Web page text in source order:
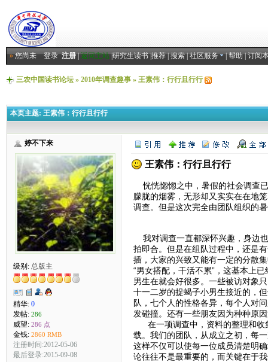
»您尚未登录 注册|返回主站|研究生读书|推荐|搜索|社区服务 |帮助|订阅
三农中国读书论坛» 2010年调查趣事» 王素伟：行行且行行
本页主题: 王素伟：行行且行行
婷不下来
级别: 总版主
精华: 0
发帖: 286
威望: 286 点
金钱: 2860 RMB
注册时间:2012-05-06
最后登录:2015-09-08
王素伟：行行且行行
恍恍惚惚之中，暑假的社会调查
朦胧的烟雾，无形却又实实在在地
调查。但是这次完全由团队组织的
我对调查一直都深怀兴趣，身边
拍即合。但是在组队过程中，还是
插，大家的兴致又能有一定的分散
“男女搭配，干活不累”，这基本上
男生在就会好很多。一些被访对象
十一二岁的捉蝎子小男生接近的，
队，七个人的性格各异，每个人对
发碰撞。还有一些朋友因为种种原
在一项调查中，资料的整理和收
载。我们的团队，从成立之初，每
这样不仅可以使每一位成员清楚明
论往往不是最重要的，而关键在于